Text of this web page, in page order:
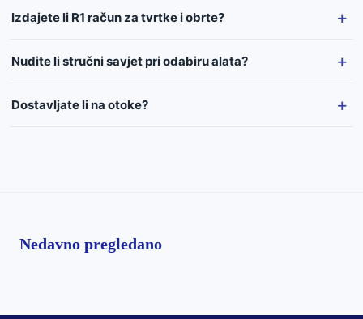
Izdajete li R1 račun za tvrtke i obrte?
Nudite li stručni savjet pri odabiru alata?
Dostavljate li na otoke?
Nedavno pregledano